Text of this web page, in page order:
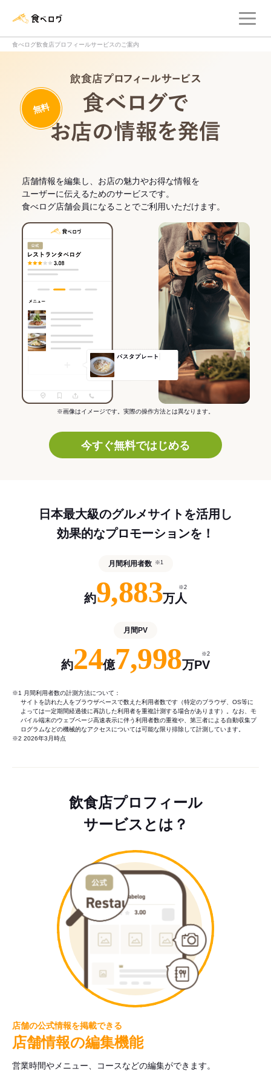
食べログ飲食店プロフィールサービスのご案内
無料
店舗情報を編集し、お店の魅力やお得な情報を
ユーザーに伝えるためのサービスです。
食べログ店舗会員になることでご利用いただけます。
※画像はイメージです。実際の操作方法とは異なります。
今すぐ無料ではじめる
日本最大級のグルメサイトを活用し
効果的なプロモーションを！
月間利用者数 ※1
約9,883万人
※2
月間PV
約24億7,998万PV
※2
※1 月間利用者数の計測方法について：
サイトを訪れた人をブラウザベースで数えた利用者数です（特定のブラウザ、OS等に
よっては一定期間経過後に再訪した利用者を重複計測する場合があります）。なお、モ
バイル端末のウェブページ高速表示に伴う利用者数の重複や、第三者による自動収集プ
ログラムなどの機械的なアクセスについては可能な限り排除して計測しています。
※2 2026年3月時点
飲食店プロフィール
サービスとは？
店舗の公式情報を掲載できる
店舗情報の編集機能
営業時間やメニュー、コースなどの編集ができます。